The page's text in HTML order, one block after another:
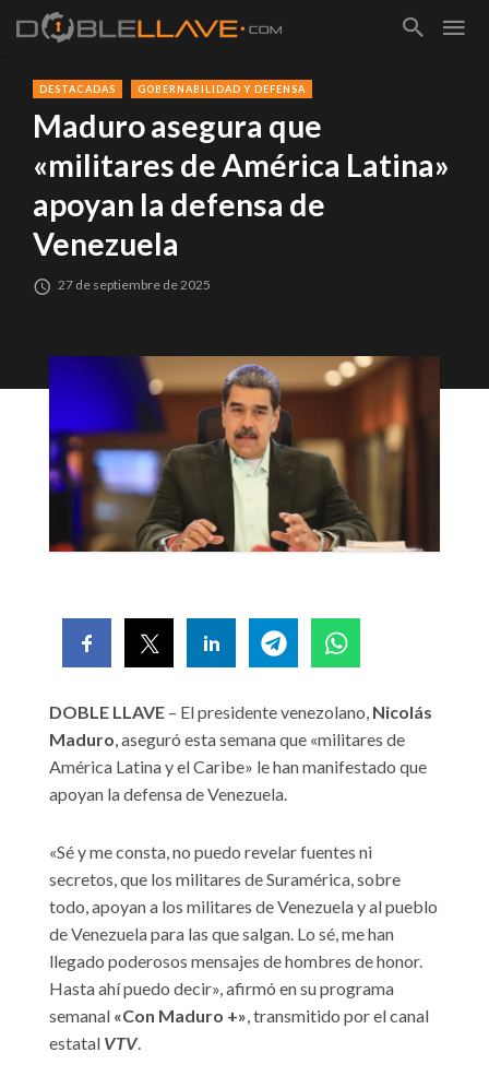
DESTACADAS GOBERNABILIDAD Y DEFENSA
Maduro asegura que
«militares de América Latina»
apoyan la defensa de
Venezuela
27 de septiembre de 2025
DOBLE LLAVE – El presidente venezolano, Nicolás
Maduro, aseguró esta semana que «militares de
América Latina y el Caribe» le han manifestado que
apoyan la defensa de Venezuela.
«Sé y me consta, no puedo revelar fuentes ni
secretos, que los militares de Suramérica, sobre
todo, apoyan a los militares de Venezuela y al pueblo
de Venezuela para las que salgan. Lo sé, me han
llegado poderosos mensajes de hombres de honor.
Hasta ahí puedo decir», afirmó en su programa
semanal «Con Maduro +», transmitido por el canal
estatal VTV.